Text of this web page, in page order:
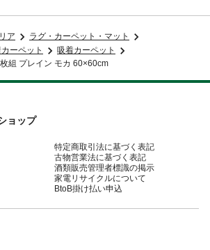
ア
ラグ・カーペット・マット
ーペット
吸着カーペット
組 プレイン モカ 60×60cm
ョップ
特定商取引法に基づく表記
古物営業法に基づく表記
酒類販売管理者標識の掲示
家電リサイクルについて
BtoB掛け払い申込